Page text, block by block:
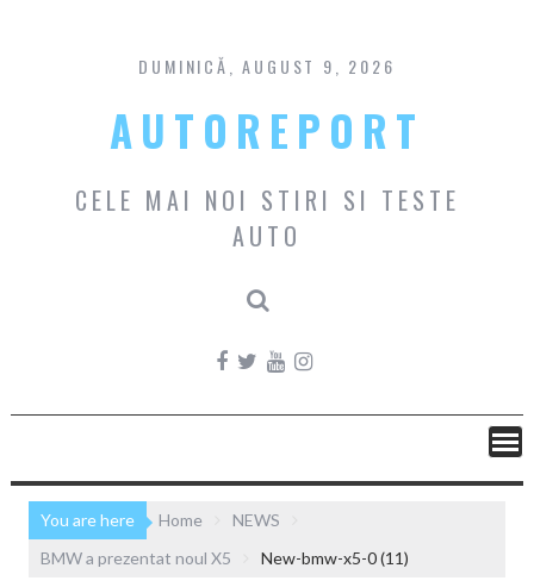
content
DUMINICĂ, AUGUST 9, 2026
AUTOREPORT
CELE MAI NOI STIRI SI TESTE
AUTO
You are here Home
NEWS
BMW a prezentat noul X5
New-bmw-x5-0 (11)